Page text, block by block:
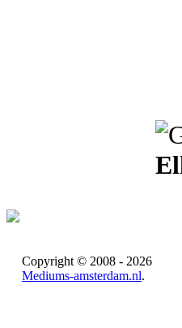
Copyright © 2008 - 2026
Mediums-amsterdam.nl.